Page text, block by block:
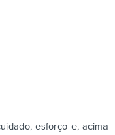
esforço e, acima